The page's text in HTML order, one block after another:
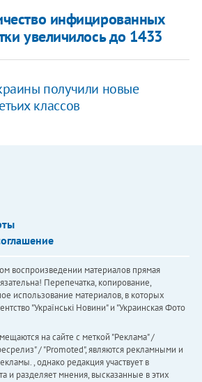
инфицированных
увеличилось до 1433
получили новые
классов
воспроизведении материалов прямая
Перепечатка, копирование,
использование материалов, в которых
"Українськi Новини" и "Украинская Фото
на сайте с меткой "Реклама" /
/ "Promoted", являются рекламными и
, однако редакция участвует в
и разделяет мнения, высказанные в этих